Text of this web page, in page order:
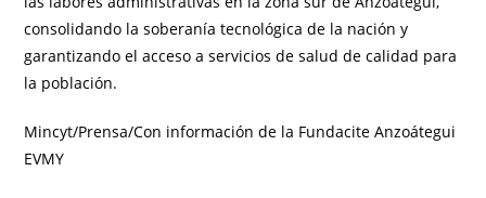
consolidando la soberanía tecnológica de la nación y
garantizando el acceso a servicios de salud de calidad para
la población.
Mincyt/Prensa/Con información de la Fundacite Anzoátegui
EVMY